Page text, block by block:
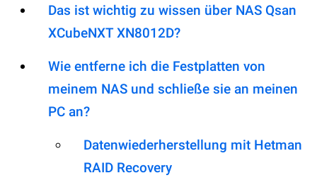
Das ist wichtig zu wissen über NAS Qsan
XCubeNXT XN8012D?
Wie entferne ich die Festplatten von
meinem NAS und schließe sie an meinen
PC an?
Datenwiederherstellung mit Hetman
RAID Recovery